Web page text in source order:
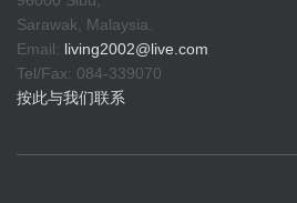
Sarawak, Malaysia.
Email: living2002@live.com
Tel/Fax: 084-339070
按此与我们联系